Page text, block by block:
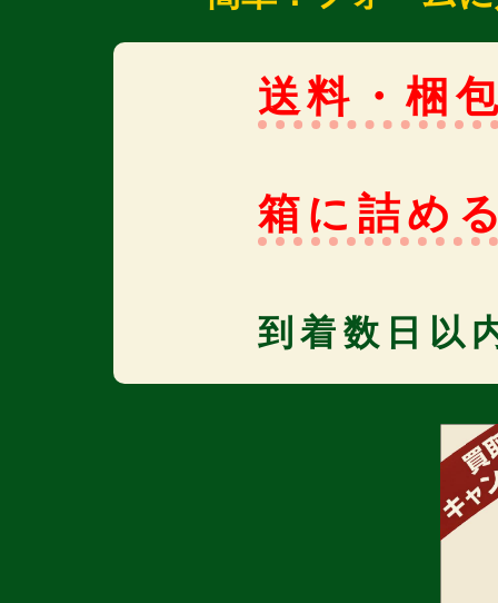
送料・梱
箱に詰め
到着数日以